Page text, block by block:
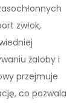
zwłok,
żałoby i
przejmuje
co pozwala